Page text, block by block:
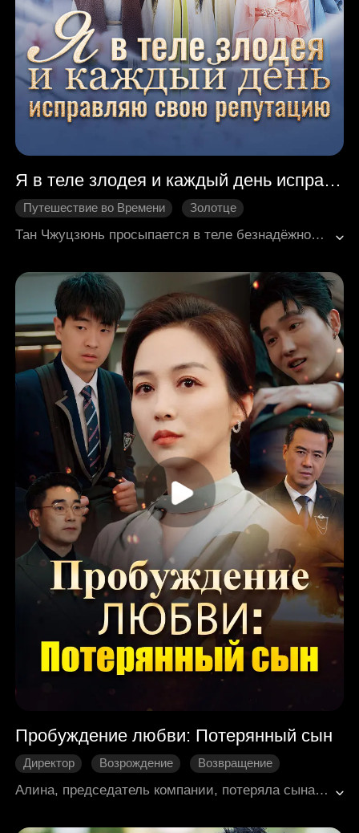
Я в теле злодея и каждый день исправляю свою репутацию
Путешествие во Времени
Золотце
Исторические интриги
Историческая романтика
Тан Чжуцзюнь просыпается в теле безнадёжной нимфоманки — прямо в тот момент, когда её «героиня» пытается пробраться в постель к мужчине! Ужаснувшись, Тан Чжуцзюнь разворачивается и бежит прочь. С этого дня она твёрдо решила: никаких мужчин!А зачем они ей, если её отец — министр, брат — гений, а будущий сын и вовсе станет вундеркиндом? С такими картами в руках можно покорять мир!Решив положить конец позорной репутации, наша героиня бросает все силы на построение карьеры: она лечит больных, создаёт новые блюда, воспитывает гениального сына и круто меняет свою жизнь, становясь успешной и независимой бизнес-леди.
Пробуждение любви: Потерянный сын
Директор Возрождение
Возвращение
Современная романтика
Алина, председатель компании, потеряла сына Эрика, когда он был ещё совсем маленьким. Она и её муж вложили всю свою любовь в приёмного сына Алека, и даже после того, как Эрик был найден, Алина продолжала отдавать предпочтение Алеку, планируя, что он унаследует компанию. Однако Алина никак не ожидала, что Алек, опасаясь будущих осложнений, задумает убить её. В минуты, когда она была близка к смерти, Алина разглядела злобный характер Алека и поклялась, что, если ей доведётся жить в следующей жизни, она искупит вину перед Эриком и раскроет истинную природу Алека.